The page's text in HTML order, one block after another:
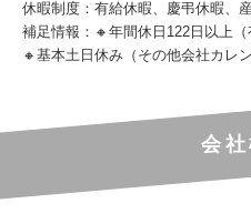
休暇制度：有給休暇、慶弔休暇、
補足情報：🔸年間休日122日以上（
🔸基本土日休み（その他会社カレ
会